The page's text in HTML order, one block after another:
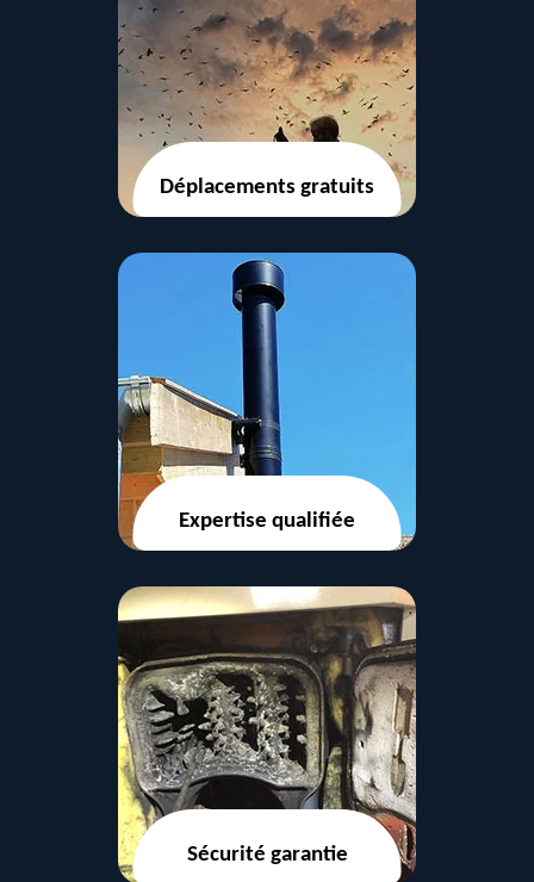
Déplacements gratuits
Expertise qualifiée
Sécurité garantie